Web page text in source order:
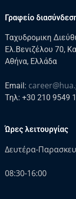
Γραφείο
Ταχυδρομικη
Ελ.Βενιζέλου 70,
Αθήνα, Ελλάδα
Email:
Τηλ: +30 210 9549
Ώρες λειτουργίας
Δευτέρα-
08:30-16:00